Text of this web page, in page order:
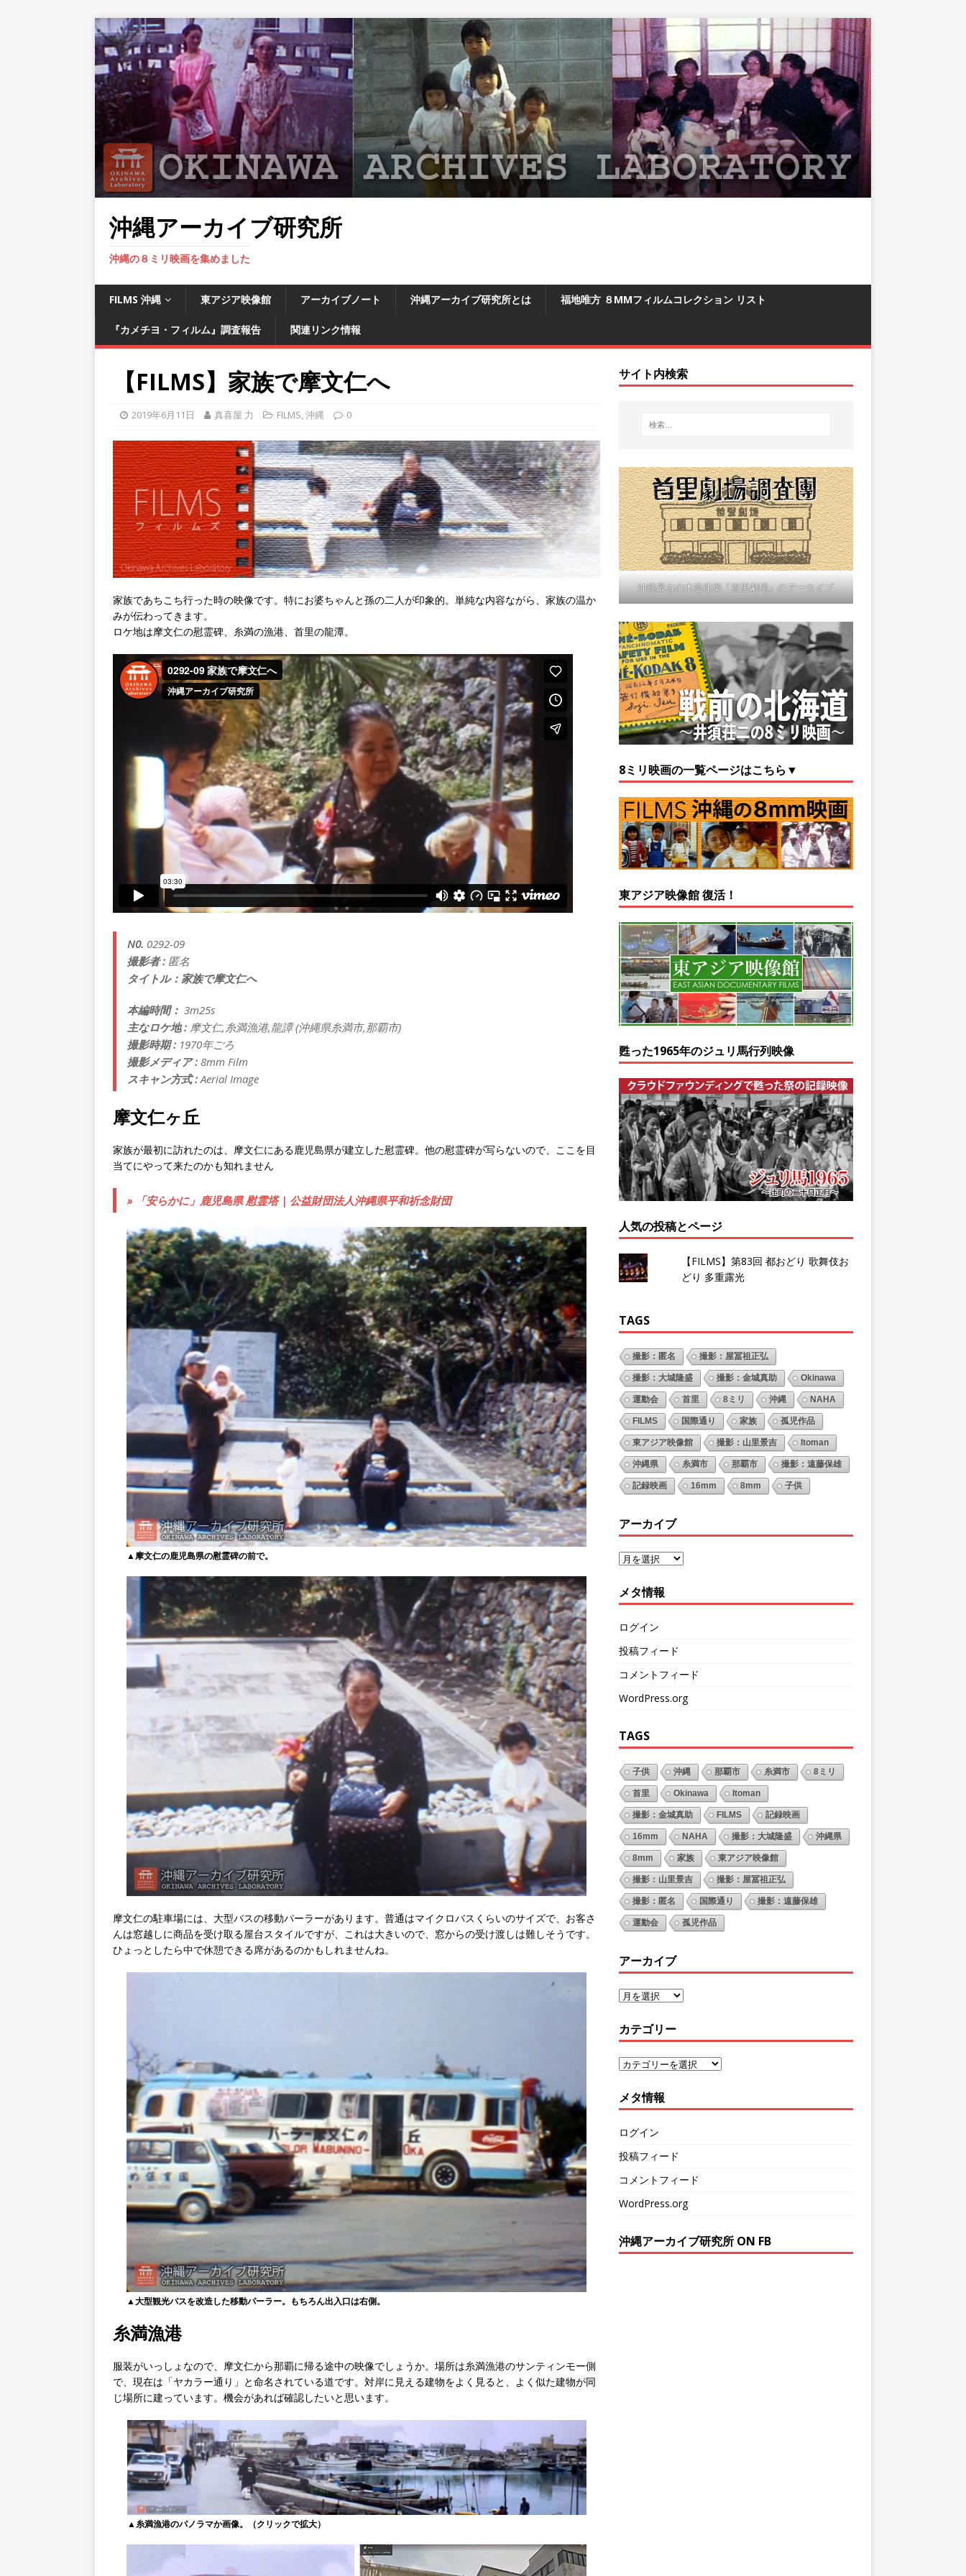
沖縄アーカイブ研究所
沖縄の８ミリ映画を集めました
FILMS 沖縄 東アジア映像館 アーカイブノート 沖縄アーカイブ研究所とは 福地唯方 ８MMフィルムコレクション リスト
『カメチヨ・フィルム』調査報告 関連リンク情報
【FILMS】家族で摩文仁へ
2019年6月11日 真喜屋 力 FILMS,沖縄 0
家族であちこち行った時の映像です。特にお婆ちゃんと孫の二人が印象的。単純な内容ながら、家族の温か
みが伝わってきます。
ロケ地は摩文仁の慰霊碑、糸満の漁港、首里の龍潭。
N0. 0292-09
撮影者 : 匿名
タイトル：家族で摩文仁へ
本編時間： 3m25s
主なロケ地 : 摩文仁,糸満漁港,龍譚 (沖縄県糸満市,那覇市)
撮影時期 : 1970年ごろ
撮影メディア : 8mm Film
スキャン方式 : Aerial Image
摩文仁ヶ丘
家族が最初に訪れたのは、摩文仁にある鹿児島県が建立した慰霊碑。他の慰霊碑が写らないので、ここを目
当てにやって来たのかも知れません
» 「安らかに」鹿児島県 慰霊塔 | 公益財団法人沖縄県平和祈念財団
▲摩文仁の鹿児島県の慰霊碑の前で。
摩文仁の駐車場には、大型バスの移動パーラーがあります。普通はマイクロバスくらいのサイズで、お客さ
んは窓越しに商品を受け取る屋台スタイルですが、これは大きいので、窓からの受け渡しは難しそうです。
ひょっとしたら中で休憩できる席があるのかもしれませんね。
▲大型観光バスを改造した移動パーラー。もちろん出入口は右側。
糸満漁港
服装がいっしょなので、摩文仁から那覇に帰る途中の映像でしょうか。場所は糸満漁港のサンティンモー側
で、現在は「ヤカラー通り」と命名されている道です。対岸に見える建物をよく見ると、よく似た建物が同
じ場所に建っています。機会があれば確認したいと思います。
▲糸満漁港のパノラマか画像。（クリックで拡大）
サイト内検索
沖縄最古の木造建築「首里劇場」のアーカイブ
8ミリ映画の一覧ページはこちら▼
東アジア映像館 復活！
甦った1965年のジュリ馬行列映像
人気の投稿とページ
【FILMS】第83回 都おどり 歌舞伎お
どり 多重露光
TAGS
撮影：匿名 撮影：屋冨祖正弘
撮影：大城隆盛 撮影：金城真助 Okinawa
運動会 首里 8ミリ 沖縄 NAHA
FILMS 国際通り 家族 孤児作品
東アジア映像館 撮影：山里景吉 Itoman
沖縄県 糸満市 那覇市 撮影：遠藤保雄
記録映画 16mm 8mm 子供
アーカイブ
メタ情報
ログイン
投稿フィード
コメントフィード
WordPress.org
TAGS
子供 沖縄 那覇市 糸満市 8ミリ
首里 Okinawa Itoman
撮影：金城真助 FILMS 記録映画
16mm NAHA 撮影：大城隆盛 沖縄県
8mm 家族 東アジア映像館
撮影：山里景吉 撮影：屋冨祖正弘
撮影：匿名 国際通り 撮影：遠藤保雄
運動会 孤児作品
アーカイブ
カテゴリー
メタ情報
ログイン
投稿フィード
コメントフィード
WordPress.org
沖縄アーカイブ研究所 ON FB